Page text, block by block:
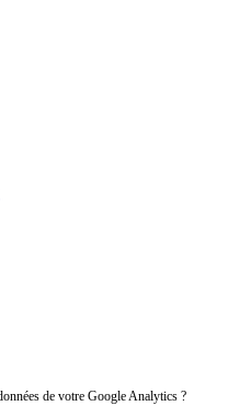
de votre Google Analytics ?